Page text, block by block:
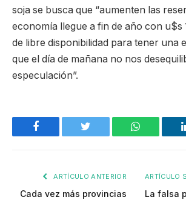
soja se busca que “aumenten las
economía llegue a fin de año con u$s
de libre disponibilidad para tener una
que el día de mañana no nos
especulación”.
Facebook Twitter WhatsApp
ARTÍCULO ANTERIOR
Cada vez más provincias
ARTÍCULO
La falsa